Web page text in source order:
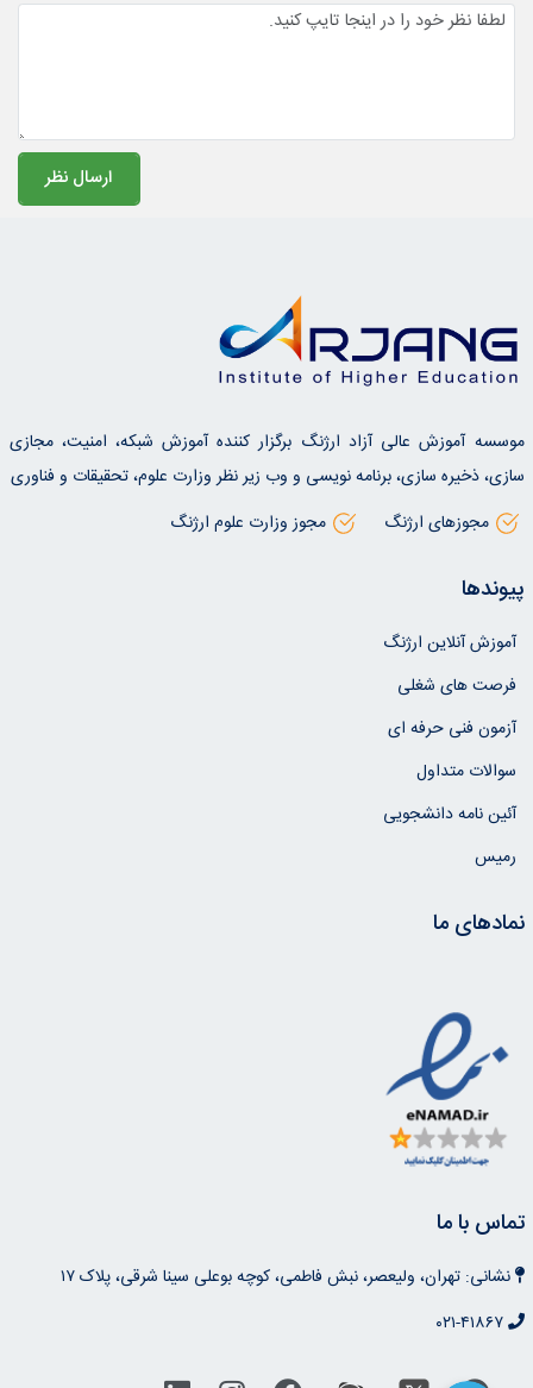
موسسه آموزش عالی آزاد ارژنگ برگزار کننده آموزش شبکه، امنیت، مجازی
سازی، ذخیره سازی، برنامه نویسی و وب زیر نظر وزارت علوم، تحقیقات و فناوری
مجوزهای ارژنگ
مجوز وزارت علوم ارژنگ
پیوندها
آموزش آنلاین ارژنگ
فرصت های شغلی
آزمون فنی حرفه ای
سوالات متداول
آئین نامه دانشجویی
رمیس
نمادهای ما
تماس با ما
نشانی: تهران، ولیعصر، نبش فاطمی، کوچه بوعلی سینا شرقی، پلاک ۱۷
۰۲۱-۴۱۸۶۷